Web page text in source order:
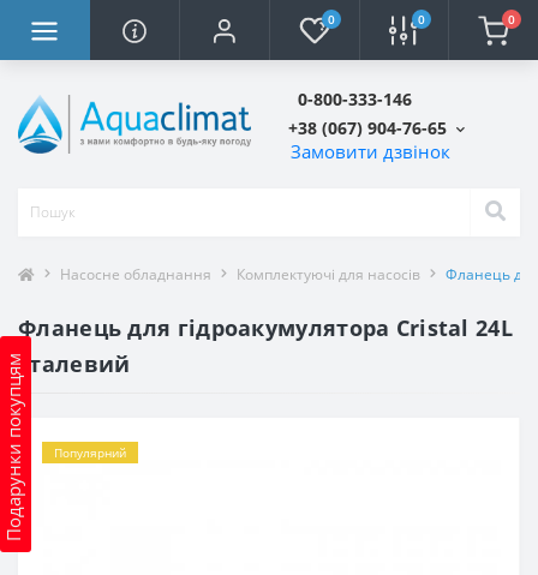
0 0 0
0-800-333-146
+38 (067) 904-76-65
Замовити дзвінок
Подарунки покупцям
Насосне обладнання Комплектуючі для насосів Фланець для
Фланець для гідроакумулятора Cristal 24L
сталевий
Популярний